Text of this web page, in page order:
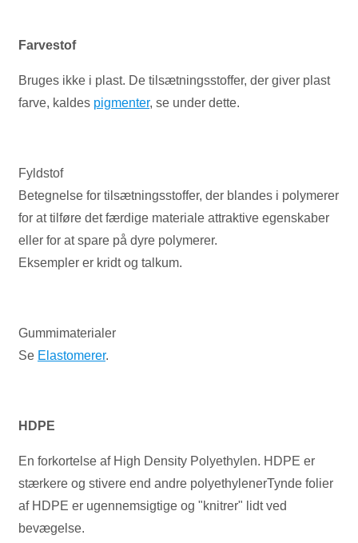
Farvestof
Bruges ikke i plast. De tilsætningsstoffer, der giver plast
farve, kaldes pigmenter, se under dette.
Fyldstof
Betegnelse for tilsætningsstoffer, der blandes i polymerer
for at tilføre det færdige materiale attraktive egenskaber
eller for at spare på dyre polymerer.
Eksempler er kridt og talkum.
Gummimaterialer
Se Elastomerer.
HDPE
En forkortelse af High Density Polyethylen. HDPE er
stærkere og stivere end andre polyethylenerTynde folier
af HDPE er ugennemsigtige og "knitrer" lidt ved
bevægelse.